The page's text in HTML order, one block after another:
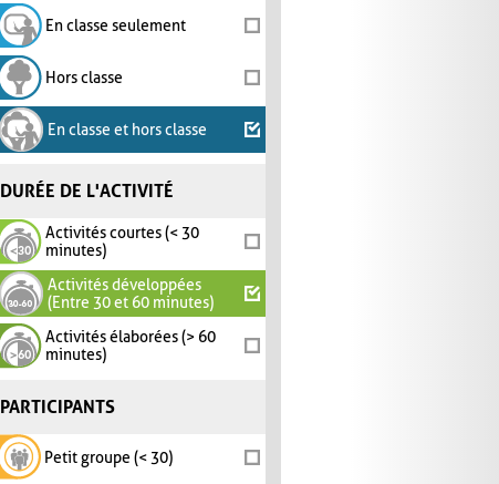
En classe seulement
Hors classe
En classe et hors classe
DURÉE DE L'ACTIVITÉ
Activités courtes (< 30
minutes)
Activités développées
(Entre 30 et 60 minutes)
Activités élaborées (> 60
minutes)
PARTICIPANTS
Petit groupe (< 30)